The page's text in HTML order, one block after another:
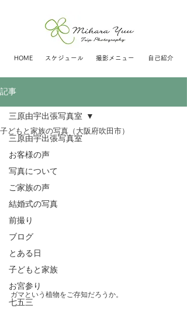
HOME スケジュール 撮影メニュー 自己紹介
記事
三原由宇出張写真室
お客様の声
写真について
ご家族の声
結婚式の写真
前撮り
ブログ
とある日
子どもと家族
お宮参り
七五三
三原由宇出張写真室
子どもと家族の写真（大阪府吹田市）
ガマという植物をご存知だろうか。